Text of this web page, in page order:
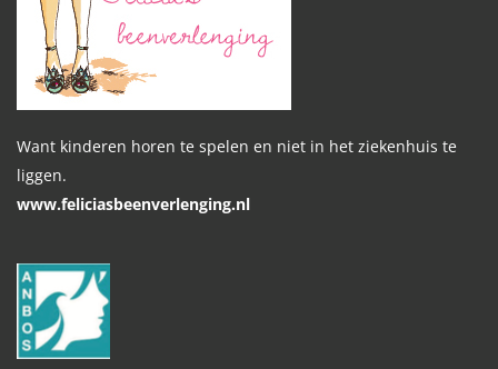
Want kinderen horen te spelen en niet in het ziekenhuis te
liggen.
www.feliciasbeenverlenging.nl